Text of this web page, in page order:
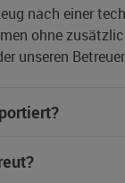
nach einer
ohne
unseren